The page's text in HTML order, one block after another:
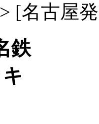
> [名古屋